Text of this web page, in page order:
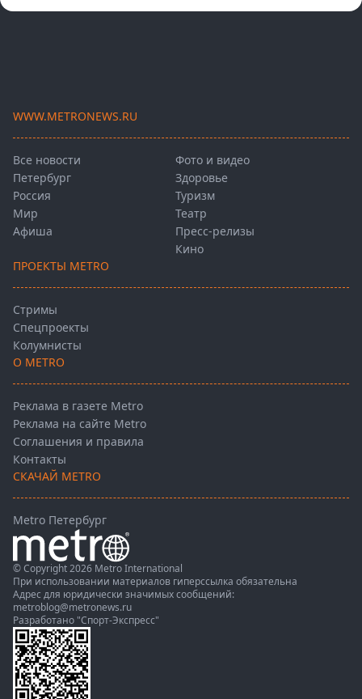
WWW.METRONEWS.RU
Все новости
Петербург
Россия
Мир
Афиша
Фото и видео
Здоровье
Туризм
Театр
Пресс-релизы
Кино
ПРОЕКТЫ METRO
Стримы
Спецпроекты
Колумнисты
О METRO
Реклама в газете Metro
Реклама на сайте Metro
Соглашения и правила
Контакты
СКАЧАЙ METRO
Metro Петербург
© Copyright 2026 Metro International
При использовании материалов гиперссылка обязательна
Адрес для юридически значимых сообщений:
metroblog@metronews.ru
Разработано "Спорт-Экспресс"